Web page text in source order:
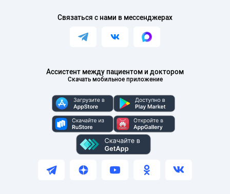
Ассистент между пациентом и доктором
Скачать мобильное приложение
Связаться с нами в мессенджерах